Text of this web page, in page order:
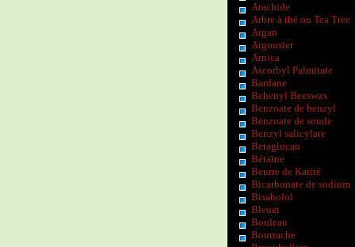
Arachide
Arbre à thé ou Tea Tree
Argan
Argousier
Arnica
Ascorbyl Palmitate
Bardane
Behenyl Beeswax
Benzoate de benzyl
Benzoate de soude
Benzyl salicylate
Betaglucan
Bétaïne
Beurre de Karité
Bicarbonate de sodium
Bisabolol
Bleuet
Bouleau
Bourrache